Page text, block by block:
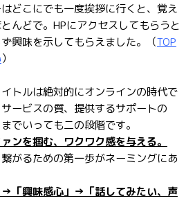
どこにでも一度挨拶に行くと、覚え
んどで。HPにアクセスしてもらうと
興味を示してもらえました。（TOP
）
トルは絶対的にオンラインの時代で
ービスの質、提供するサポートの
でいっても二の段階です。
ンを掴む、ワクワク感を与える。
がるための第一歩がネーミングにあ
→「興味感心」→「話してみたい、声